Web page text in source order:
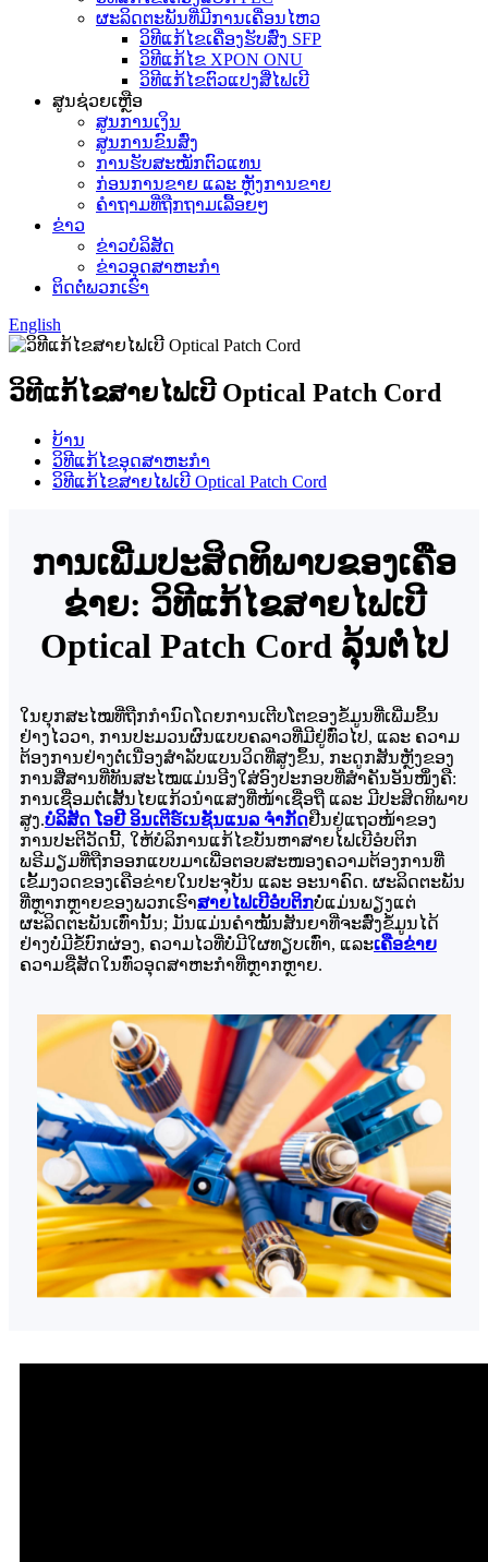
ຜະລິດຕະພັນທີ່ມີການເຄື່ອນໄຫວ
ວິທີແກ້ໄຂເຄື່ອງຮັບສົ່ງ SFP
ວິທີແກ້ໄຂ XPON ONU
ວິທີແກ້ໄຂຕົວແປງສື່ໄຟເບີ
ສູນຊ່ວຍເຫຼືອ
ສູນການເງິນ
ສູນການຂົນສົ່ງ
ການຮັບສະໝັກຕົວແທນ
ກ່ອນການຂາຍ ແລະ ຫຼັງການຂາຍ
ຄຳຖາມທີ່ຖືກຖາມເລື້ອຍໆ
ຂ່າວ
ຂ່າວບໍລິສັດ
ຂ່າວອຸດສາຫະກຳ
ຕິດຕໍ່ພວກເຮົາ
English
ວິທີແກ້ໄຂສາຍໄຟເບີ Optical Patch Cord
ບ້ານ
ວິທີແກ້ໄຂອຸດສາຫະກໍາ
ວິທີແກ້ໄຂສາຍໄຟເບີ Optical Patch Cord
ການເພີ່ມປະສິດທິພາບຂອງເຄືອ
ຂ່າຍ: ວິທີແກ້ໄຂສາຍໄຟເບີ
Optical Patch Cord ລຸ້ນຕໍ່ໄປ
ໃນຍຸກສະໄໝທີ່ຖືກກຳນົດໂດຍການເຕີບໂຕຂອງຂໍ້ມູນທີ່ເພີ່ມຂຶ້ນ
ຢ່າງໄວວາ, ການປະມວນຜົນແບບຄລາວທີ່ມີຢູ່ທົ່ວໄປ, ແລະ ຄວາມ
ຕ້ອງການຢ່າງຕໍ່ເນື່ອງສຳລັບແບນວິດທີ່ສູງຂຶ້ນ, ກະດູກສັນຫຼັງຂອງ
ການສື່ສານທີ່ທັນສະໄໝແມ່ນອີງໃສ່ອົງປະກອບທີ່ສຳຄັນອັນໜຶ່ງຄື:
ການເຊື່ອມຕໍ່ເສັ້ນໄຍແກ້ວນຳແສງທີ່ໜ້າເຊື່ອຖື ແລະ ມີປະສິດທິພາບ
ສູງ.ບໍລິສັດ ໂອຢີ ອິນເຕີຣ໌ເນຊັນແນລ ຈຳກັດຢືນຢູ່ແຖວໜ້າຂອງ
ການປະຕິວັດນີ້, ໃຫ້ບໍລິການແກ້ໄຂບັນຫາສາຍໄຟເບີອໍບຕິກ
ພຣີມຽມທີ່ຖືກອອກແບບມາເພື່ອຕອບສະໜອງຄວາມຕ້ອງການທີ່
ເຂັ້ມງວດຂອງເຄືອຂ່າຍໃນປະຈຸບັນ ແລະ ອະນາຄົດ. ຜະລິດຕະພັນ
ທີ່ຫຼາກຫຼາຍຂອງພວກເຮົາສາຍໄຟເບີອໍບຕິກບໍ່ແມ່ນພຽງແຕ່
ຜະລິດຕະພັນເທົ່ານັ້ນ; ມັນແມ່ນຄຳໝັ້ນສັນຍາທີ່ຈະສົ່ງຂໍ້ມູນໄດ້
ຢ່າງບໍ່ມີຂໍ້ບົກຜ່ອງ, ຄວາມໄວທີ່ບໍ່ມີໃຜທຽບເທົ່າ, ແລະເຄືອຂ່າຍ
ຄວາມຊື່ສັດໃນທົ່ວອຸດສາຫະກໍາທີ່ຫຼາກຫຼາຍ.